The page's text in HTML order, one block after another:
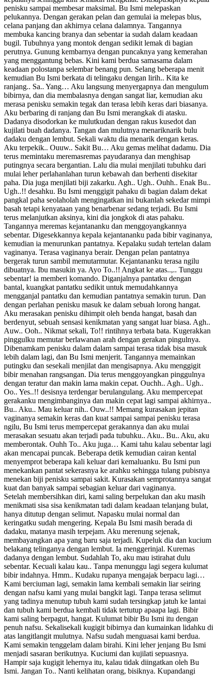
penisku sampai membesar maksimal. Bu Ismi melepaskan
pelukannya. Dengan gerakan pelan dan gemulai ia melepas blus,
celana panjang dan akhirnya celana dalamnya. Tangannya
membuka kancing branya dan sebentar ia sudah dalam keadaan
bugil. Tubuhnya yang montok dengan sedikit lemak di bagian
perutnya. Gunung kembarnya dengan puncaknya yang kemerahan
yang menggantung bebas. Kini kami berdua samasama dalam
keadaan polostanpa selembar benang pun. Selang beberapa menit
kemudian Bu Ismi berkata di telingaku dengan lirih.. Kita ke
ranjang.. Sa.. Yang… Aku langsung menyergapnya dan mengulum
bibirnya, dan dia membalasnya dengan sangat liar, kemudian aku
merasa penisku semakin tegak dan terasa lebih keras dari biasanya.
Aku berbaring di ranjang dan Bu Ismi merangkak di atasku.
Dadanya disodorkan ke mulutkudan dengan rakus kusedot dan
kujilati buah dadanya. Tangan dan mulutnya menariknarik bulu
dadaku dengan lembut. Sekali waktu dia menarik dengan keras.
Aku terpekik.. Ouuw.. Sakit Bu… Aku gemas melihat dadamu. Dia
terus memintaku meremasremas payudaranya dan menghisap
putingnya secara bergantian. Lalu dia mulai menjilati tubuhku dari
mulai leher perlahanlahan turun kebawah dan berhenti disekitar
paha. Dia juga menjilati biji zakarku. Agh.. Ugh.. Ouhh.. Enak Bu..
Ugh..!! desahku. Bu Ismi menggigit pahaku di bagian dalam dekat
pangkal paha seolaholah mengingatkan ini bukanlah sekedar mimpi
basah tetapi kenyataan yang benarbenar sedang terjadi. Bu Ismi
terus melanjutkan aksinya, kini dia jongkok di atas pahaku.
Tangannya meremas kejantananku dan menggoyangkannya
sebentar. Digesekkannya kepala kejantananku pada bibir vaginanya,
kemudian ia menurunkan pantatnya. Kepalaku sudah tertelan dalam
vaginanya. Terasa vaginanya berair. Dengan pelan pantatnya
bergerak turun sambil memutarmutar. Kejantananku terasa ngilu
dibuatnya. Ibu masukin ya. Ayo To..!! Angkat ke atas..,.. Tunggu
sebentar! ia memberi komando. Diganjalnya pantatku dengan
bantal, kuangkat pantatku sedikit untuk memudahkannya
mengganjal pantatku dan kemudian pantatnya semakin turun. Dan
dengan perlahan penisku masuk ke dalam sebuah lorong hangat.
Aku merasakan penisku dihimpit oleh benda hangat, basah dan
berdenyut, sebuah sensasi kenikmatan yang sangat luar biasa. Agh..
Auw.. Ooh.. Nikmat sekali, To!! rintihnya terbata bata. Kugerakkan
pinggulku memutar berlawanan arah dengan gerakan pingulnya.
Dibenamkam penisku dalam dalam sampai terasa tidak bisa masuk
lebih dalam lagi, dan Bu Ismi menjerit. Tangannya memainkan
putingku dan sesekali menjilat dan mengisapnya. Aku menggigit
bibir menahan rangsangan. Dia terus menggoyangkan pinggulnya
dengan teratur dan makin lama makin cepat. Ouchh.. Agh.. Ugh..
Oo.. Yes..!! desisnya terdengar berulangulang. Aku mempercepat
gerakanku mengimbanginya dan makin cepat lagi sampai akhirnya..
Bu.. Aku.. Mau keluar nih.. Ouw..!! Memang kurasakan jepitan
vaginanya semakin keras dan kuat sampai sampai penisku terasa
ngilu, Bu Ismi terus mempercepat gerakannya dan aku mulai
merasakan sesuatu akan terjadi pada tubuhku.. Aku.. Bu.. Aku, aku
memberontak. Ouhh To.. Aku juga… Kami tahu kalau sebentar lagi
akan mencapai puncak. Beberapa detik kemudian cairan kental
menyemprot beberapa kali keluar dari kemaluanku. Bu Ismi pun
menekankan pantat sekerasnya ke arahku sehingga tulang pubisnya
menekan biji penisku sampai sakit. Kurasakan semprotannya sangat
kuat dan banyak sampai sebagian keluar dari vaginanya.
Setelah membersihkan diri, kami saling berpelukan dan aku masih menikmati sisa sisa kenikmatan tadi dalam keadaan telanjang bulat, hanya ditutup dengan selimut. Napasku mulai normal dan keringatku sudah mengering. Kepala Bu Ismi masih berada di dadaku, matanya masih terpejam. Aku merenung sejenak, membayangkan apa yang baru saja terjadi. Kupeluk dia dan kucium belakang telinganya dengan lembut. Ia menggerinjal. Kuremas dadanya dengan lembut. Sudahlah To, aku mau istirahat dulu sebentar. Kecuali kalau kau.. Tanpa menunggu lagi segera kulumat bibir indahnya. Hmm.. Kudaku rupanya mengajak berpacu lagi… Kami berciuman lagi, semakin lama kembali semakin liar seiring dengan nafsu kami yang mulai bangkit lagi. Tanpa terasa selimut yang tadinya menutup tubuh kami sudah tersingkap jatuh ke lantai dan tubuh kami berdua kembali tidak tertutup apaapa lagi. Bibir kami saling berpagut, hangat. Kulumat bibir Bu Ismi itu dengan penuh nafsu. Sekalisekali kugigit bibirnya dan kumainkan lidahku di atas langitlangit mulutnya. Nafsu sudah menguasai kami berdua. Kami semakin tenggelam dalam birahi. Kini leher jenjang Bu Ismi menjadi sasaran berikutnya. Kuciumi dan kujilati sepuasnya. Hampir saja kugigit lehernya itu, kalau tidak diingatkan oleh Bu Ismi. Jangan To.. Nanti kelihatan orang, bisiknya. Kupandangi tubuh indah itu sesaat. Lidahku tahutahu sudah memainkan puting payudara yang berwarna coklat muda dan keras itu. Pelanpelan kaki kanannya ku angkat dan kuletakkan di atas perutku. Dalam posisi telentang berdampingan jari kiriku memainkan bulubulu halus di sekitar vaginanya, kemudian merambat menggesekgesek lipatan pahanya. Pinggangnya terangkat dan bergerakgerak tidak beraturan. Kudengar Bu Ismi melenguhlenguh tanda terangsang. Ahh.. Ouuhgh.. Sedaap.. Sshh.. Nikkmaatt.. Terusskan… Kakinya kuturunkan dan dengan penuh nafsu serangan kuteruskan. Lidahku sudah berada di lipatan pahanya, menggantikan jariku tadi. Kudekatkan hidungku ke sela pahanya. Sekilas tercium bau segar yang khas. Akhirnya kuserang bibir vaginanya yang sudah mulai basah. Kujilatjilat sambil sesekali menjepit bagian dalam bibir vaginanya itu dengan kedua bibirku. Dengan sentuhan ringan tanganku sesekali memainkan daging kecil sebesar biji kacang tanah. Rupanya seranganku membuahkan hasil. Bu Ismi bergetar keras dan mulai meracau. Hmm.. Sshh.. Ngghh.. Akhh. Aku juga mau To, berputar.. Berputar. Tangannya kemudian memegang kepalaku, meraih pinggang dan menangkap kakiku dan memutarnya ke arah mukanya. Kuikuti saja kemauannya. Kami berbaring berlawanan arah. Aku tengkurap diatas tubuhnya. Selangkanganku berada di atas mulutnya dan sebaliknya sambil kamiterus melakukan stimulasi di sekitar paha. Ia langsung melahap penisku sampai habis. Diisapisap, dikocokkocok dan dijilati sampai puas. Gantian aku yang menggelinjang hebat. Mmhh.. Srup.. Srup… Penisku dihisaphisap dan dijilati sampai badanku merinding semua. Ia memberi isyarat agar berubah posisi. Kami berguling ke samping dan kini masih tetap dalam posisi kepalaku pada selangkangannya dan sebaliknya, aku sekarang yang berada di bawah. Rupanya dengan posisi demikian ia lebih mudah menikmati penisku. Akupun demikian, lebih leluasa untuk menjelajahi selangkangannya. Kami saling merintih dan melenguh memberikan respon terhadap rangsangan yang diterima. Bu Ismi menggelinjang penuh kenikmatanketika kujilat dan kugigit klitorisnya. Tetapi sebaliknya Bu Ismipun semakin gencar menyerang penisku dengan tak kalah hebatnya. Kami tetap dalam posisi ini sampai beberapa menit. Tibatiba ia menghentikan serangannya dan duduk di tepi ranjang. Ditariknya tanganku. Kupeluk dari samping dan kemudian ditariknya badanku sehingga kami jatuh ke karpet di lantai dekat ranjangku. Dipeluknya tubuhku dengan eratnya dan dengan gencar menciumiku, sampai aku kesulitan mengambil napas. Suara dari ciuman mulut kami semakin keras. Sejenak kemudian ia menghentikan gerakannya. Aku mencoba bangkit dan berusaha mengangkatnya kembali ke ranjang. Tapi dia menggigit daun telingaku dan berkata lirih.. Jangan To.. Tidak usah. Kita coba variasi lain.. Di bawah.. Di karpet saja. Aku tidak jadi mengangkatnya dan kembali kurebahkan di atas karpet yang lembut dan empuk. Kutindih tubuhnya dan ia mengangkangkan kedua kakinya lebarlebar. Kucoba untuk menerobos lubang guanya, meleset, kucoba lagi dan meleset. Kepala penisku sudah masuk dan menyentuh bibir vaginanya. Bu Ismi merintih rintih minta agar aku segera memasukkan penisku. Masukkan.. To.. Masukin sekarang!. Rupanya dia tidak sabar lagi. Ia segera menggenggam batang penisku dan mengarahkan ke vaginanya yang merekah. Begitu seluruh kepala penisku yang besar sudah menerobos masuk ke bibir vaginanya, ia tersentak dan menekan pantatku dengan kedua tangannya. Dorong To.. Tommy dorong kuatkuat, desahnya. Kudorong pantatku dengan kuat sampai semua batang penisku amblas di dalam liang guanya. Ia berteriak agak kuat, kututup dengan tanganku. Ia menggoyangkan kepalanya ke kanan ke kiri dan melakukan gerakangerakan tak beraturan. Naikkan sedikit lebih ke atas dan turunkan lagi, desisnya. Kuangkat pantatku sedikit naik dan tangannya kemudian memegang pinggangku untuk membantuku melakukan gerakan memompa. Gesekan kulit penisku dengan dinding vaginanya membuat aku mendesis nikmat. Kucium dadanya dan kugigit sampai merah. Ia sudah tidak pedulilagi dengan aksiku, hanya aku saja yang menjaga agar cupangku tidak sampai pada bagian tubuh di luar baju, kelihatan orang nantinya. Kini aku sudah bisa menikmati dan melakukan gerakan memompa dengan terkendali. Payudaranya kukulum sampai setengahnya dan putingnya kugigit kecil. Kepalanya tersentak menengadah sehingga lehernya yang jenjang terlihat semakin menggairahkan. Kalau mulutku di payudaranya, maka tanganku mengusap pipi dan lehernya, jika mulutku ada di lehernya maka tanganku meremas payudaranya. Ia mengimbangi dengan menggerakkan pinggulnya memutar sehingga penisku terasa seperti tersedot suatu pusaran arus yang kuat. Kutambah kecepatan permainanku karena akupun merasa sudah mendekati saatsaat terakhir menggapai puncak. Kurasakan darah mengalir deras ke penisku. Kugoyang, kugenjot dan kugoyang terus. Putaran pinggulnya juga dipercepat. Tubuh kami saling merapat. Akhirnya kusemburkan spermaku ke dalam vagina Bu Ismi dengan menekan pantatku kuatkuat sampai menyentuh dinding rahimnya. Ouhh Bu Ismi.. Oouhh!! To.. Tommy.. Tahan sebentar.. Kurasakan dinding rahimnya berdenyutdenyut. Sekarang To.. Sekarang ayo tusukkhh!! Aku mencapai puncak kenikmatan terlebih dulu dan dalam hitungan sepersekian detik Bu Ismipun kemudian mendapatkan orgasmenya. Kulihat ia akan berteriak dan kusumbat dengan mulutku karena akupun rasanya juga akan berteriak sambil memperketat pelukanku. Penisku terus berdenyutdenyut dan kurasakan dinding vaginanyapun juga berdenyut. Kedua kakinya terangkat ke atas dan bergerakgerakseperti mengayuh sepeda. Semenit berikutnya kami berpagut mesra. Hingga akhirnya ia mendorong tubuhku ke samping. Kamu pintar sekali, katanya sambil mencubit lenganku. Akhirnya menjelang sore kami check out dan pulang, sampai di rumah kurang lebih jam lima sore. Kami berjanji tiga hari kemudian untuk berkencan lagi di Kaliurang. Tiga hari seperti yang dijanjikan pagipagi kami sudah ada dalam sebuah kamar di Kaliurang. Kupeluk Bu Ismi dari belakang dan kuusap pinggangnya. Kurapatkan tubuhku ke tubuhnya sehingga kejantananku menekan belahan pantatnya. Ia mengenakan baju model kebaya warna hijau dengan kancing di depan dada sampai perut. Celana panjangnya berwarna hitam. Sambil kupeluk kubawa ia ke jendela sambil melihat puncak Gunung Merapi dan Gunung Merbabu di kejauhan. Kucium tengkuknya dan iamenarik napas panjang.. Hhmmh.. Tommy. Ia membalikkan badannya. Mukanya sedikit mendongak, bibirnya yang merah merekah setengah terbuka dan semakin mendekat ke bibirku. Kami berciuman dengan lembut namun penuh gairah. Ia merogoh kantung celananya dan mengambil sebutir pil, dan menyuruhku untuk meminumnya. To ini diminum dulu agar kita bisa bermain sampai sore. Kuambil pil itu dan segera kutelan. Aku sebenarnya tidak terlalu percaya dengan khasiat obat kuat. Kupikir staIsmiku masih mampuuntuk mencapai tiga atau empat puncak, bahkan sampai esok pagi rasanya masih mampu. Namun untuk menyenangkannya dan kupikir tidak ada salahnya untuk mencoba khasiat obat ini. Kubuka kancing baju model kebayanya di depan dadanya dengan gigiku dan kemudian tanganku melanjutkan untuk membukanya. Dadanya yang terbuka berwarna putih mulus terlihat kontras dengan bra berwarna merah yang masih menutup payudaranya. Kucium bahunya, kumainkan tali branya. Ia memelukku dan mengusapkan pipinya di kepalaku. Mulutnya menjilati lubang telingaku dan membisikkan katakata penuh gairah.. Ouhh Tommy.. Hari ini akan menjadi hari panjang yang melelahkan. Kita akan menikmatinya sepenuhnya.. Ouhh! Kucium dan kugigit bagian dada di antara dua gundukan daging payudaranya. Kulitnya memerah karena bekas gigitanku tadi. Ia tidakmencegahku untuk mencupangnya, bahkan ia memintaku untuk melakukannya lagi. Tommy.. Berikan lagi gigitanmu. Cupang aku.. Aoouhh! Kubuka bajunya kemudian bajuku sendiri dengan posisi tetap berciuman dan berpelukan. Kudorong tubuhnya ke ranjang dan kutindih tubuhnya. Bibirku menyusuri bahunya melepas tali branya lewat tangannya bergantian kanan kiri, kubiarkan branya masih menutup dadanya karena pengait dipunggungnya belum kubuka. Kembali bahunya yang sudah terbuka kucium dan kugigit sampai memerah. Aku bergerak memutar sehingga berada di belakangnya. Kulepas pengait branya, dan kutarik dengan gigitanku. Kini dadanya terbukapolos. Dari belakangnya, tanganku meremas pantatnya dan menciumi punggungnya yang putih. Tanganku meremas buah dadanya yang kencang. Kuciumi leher dan belakang telinganya, kemudian kugesekkan pipi kananku ke pipi kirinya. Sambil kucium punggungnya kini tanganku melepas celananya dan celana dalamnya sekaligus. Tak lama celana dan celana dalamkupun sudah melayang. Aku tetap menciuminya sambil berbaring miring